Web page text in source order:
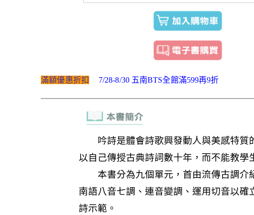
滿額優惠折扣 7/28-8/30 五南BTS全館滿599再9折